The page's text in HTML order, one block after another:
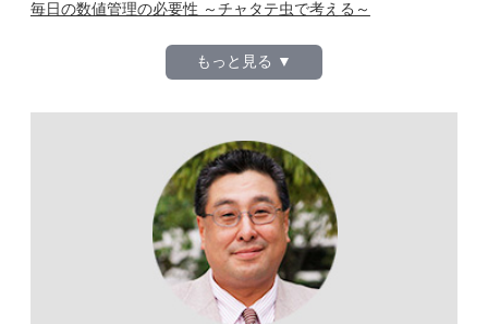
毎日の数値管理の必要性 ～チャタテ虫で考える～
もっと見る ▼